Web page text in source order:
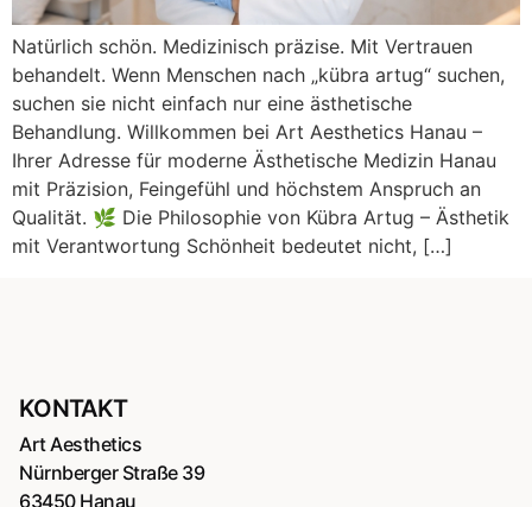
Natürlich schön. Medizinisch präzise. Mit Vertrauen
behandelt. Wenn Menschen nach „kübra artug“ suchen,
suchen sie nicht einfach nur eine ästhetische
Behandlung. Willkommen bei Art Aesthetics Hanau –
Ihrer Adresse für moderne Ästhetische Medizin Hanau
mit Präzision, Feingefühl und höchstem Anspruch an
Qualität. 🌿 Die Philosophie von Kübra Artug – Ästhetik
mit Verantwortung Schönheit bedeutet nicht, […]
KONTAKT
Art Aesthetics
Nürnberger Straße 39
63450 Hanau